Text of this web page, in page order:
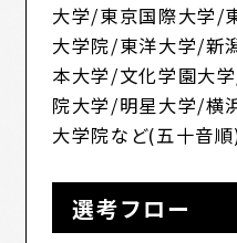
大学/東京国際大学/
大学院/東洋大学/新
本大学/文化学園大
院大学/明星大学/横
大学院など(五十音
選考フロー